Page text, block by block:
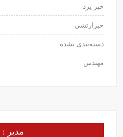
خبر یزد
خبرارتشی
دسته‌بندی نشده
مهندس
مدیر :